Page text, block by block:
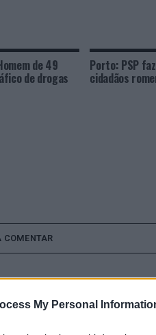
My Personal
de 49
de drogas
Porto: PSP
cidadãos
COMENTAR